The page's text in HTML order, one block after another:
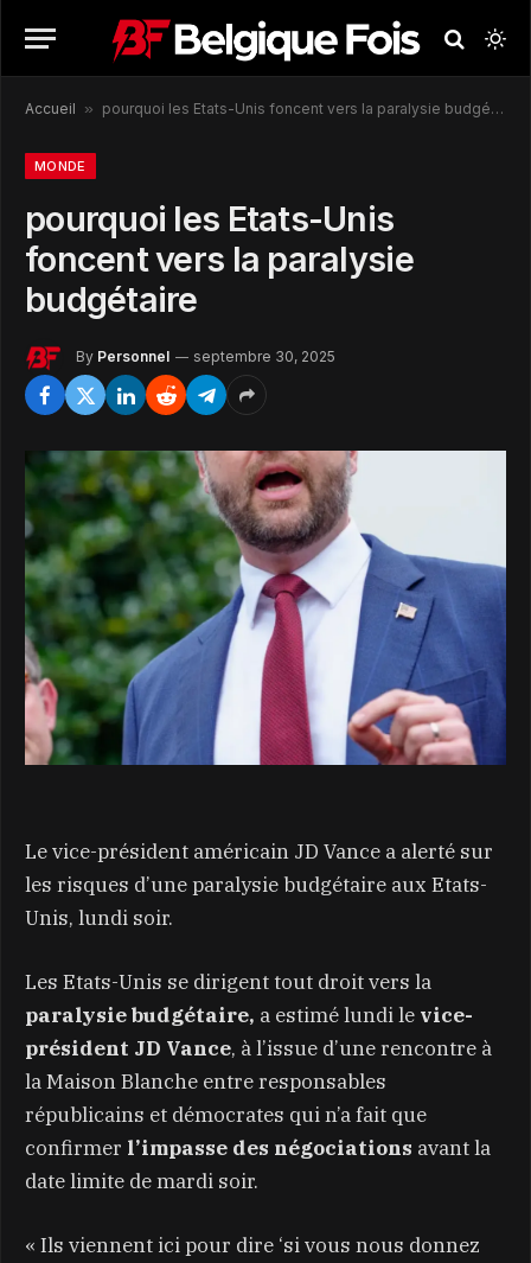
Accueil » pourquoi les Etats-Unis foncent vers la paralysie budgétaire
MONDE
pourquoi les Etats-Unis
foncent vers la paralysie
budgétaire
By Personnel septembre 30, 2025
Le vice-président américain JD Vance a alerté sur
les risques d’une paralysie budgétaire aux Etats-
Unis, lundi soir.
Les Etats-Unis se dirigent tout droit vers la
paralysie budgétaire, a estimé lundi le vice-
président JD Vance, à l’issue d’une rencontre à
la Maison Blanche entre responsables
républicains et démocrates qui n’a fait que
confirmer l’impasse des négociations avant la
date limite de mardi soir.
« Ils viennent ici pour dire ‘si vous nous donnez